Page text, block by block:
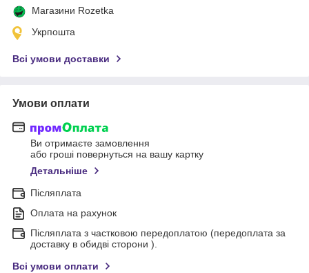
Магазини Rozetka
Укрпошта
Всі умови доставки
Умови оплати
Ви отримаєте замовлення
або гроші повернуться на вашу картку
Детальніше
Післяплата
Оплата на рахунок
Післяплата з частковою передоплатою (передоплата за
доставку в обидві сторони ).
Всі умови оплати